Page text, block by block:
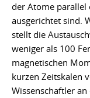
der Atome parallel
ausgerichtet sind.
stellt die
weniger als 100
magnetischen
kurzen Zeitskalen
Wissenschaftler an